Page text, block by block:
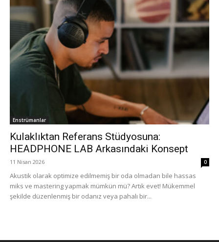
Enstrümanlar
Kulaklıktan Referans Stüdyosuna:
HEADPHONE LAB Arkasındaki Konsept
11 Nisan 2026 0
Akustik olarak optimize edilmemiş bir oda olmadan bile hassas
miks ve mastering yapmak mümkün mü? Artık evet! Mükemmel
şekilde düzenlenmiş bir odanız veya pahalı bir...